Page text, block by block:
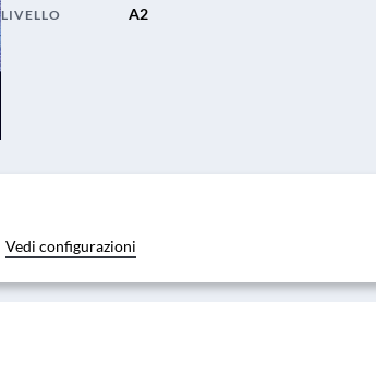
LIVELLO A2
Vedi configurazioni